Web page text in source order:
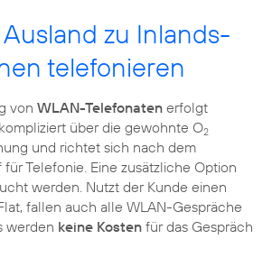
zu Inlands-
telefonieren
von WLAN-Telefonaten erfolgt
über die gewohnte O2
und richtet sich nach dem
Telefonie. Eine zusätzliche Option
werden. Nutzt der Kunde einen
fallen auch alle WLAN-Gespräche
werden keine Kosten für das Gespräch